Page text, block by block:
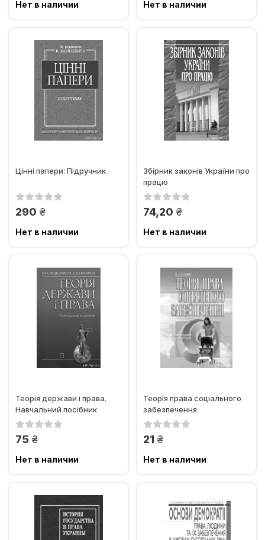
Нет в наличии Нет в наличии
Цінні папери: Підручник
290 грн.
Нет в наличии
Збірник законів України про
працю
74,20 грн.
Нет в наличии
Теорія держави і права.
Навчальний посібник
75 грн.
Нет в наличии
Теорія права соціального
забезпечення
21 грн.
Нет в наличии